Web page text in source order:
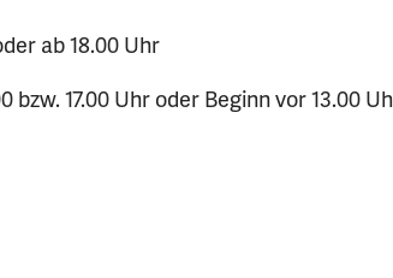
ab 18.00 Uhr
17.00 Uhr oder Beginn vor 13.00